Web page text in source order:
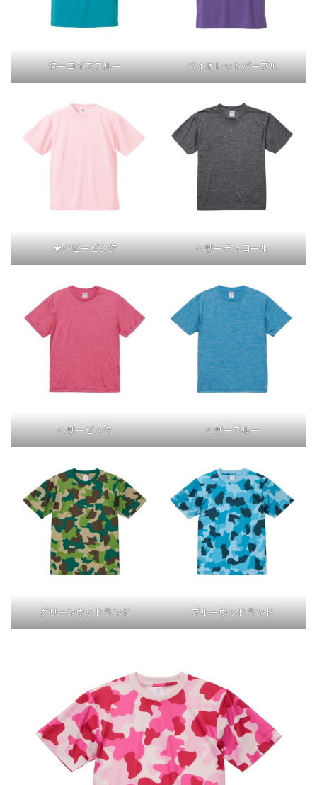
ターコイズブルー バイオレットパープル
★ベビーピンク ヘザーチャコール
ヘザーピンク ヘザーブルー
グリーンウッドランド ブルーウッドランド